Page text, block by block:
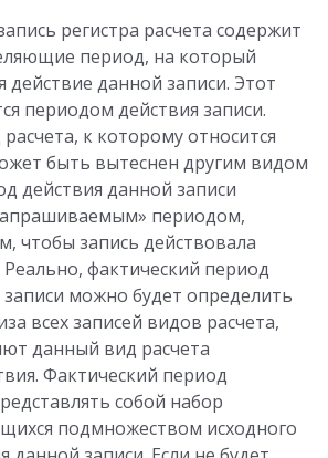
регистра расчета содержит
период, на который
действие данной записи. Этот
периодом действия записи.
к которому относится
быть вытеснен другим видом
действия данной записи
периодом,
чтобы запись действовала
фактический период
можно будет определить
всех записей видов расчета,
данный вид расчета
Фактический период
собой набор
подмножеством исходного